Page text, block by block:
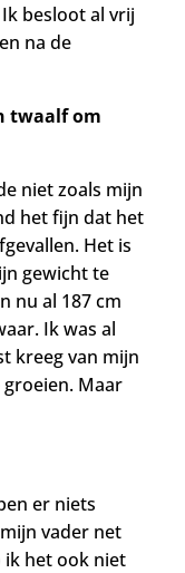
besloot al vrij
na de
twaalf om
niet zoals mijn
het fijn dat het
Het is
gewicht te
nu al 187 cm
Ik was al
kreeg van mijn
Maar
er niets
vader net
ik het ook niet